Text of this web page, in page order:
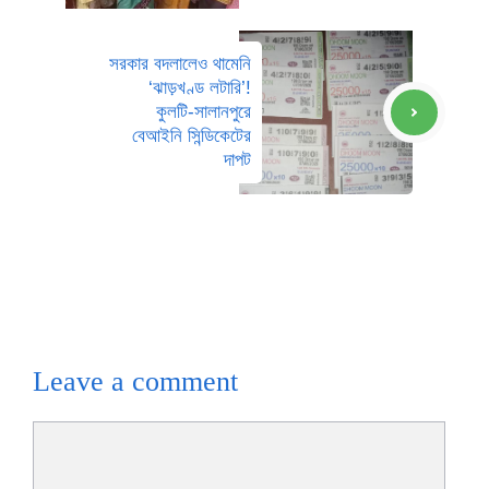
সরকার বদলালেও থামেনি
‘ঝাড়খণ্ড লটারি’!
কুলটি-সালানপুরে
বেআইনি সিন্ডিকেটের
দাপট
Leave a comment